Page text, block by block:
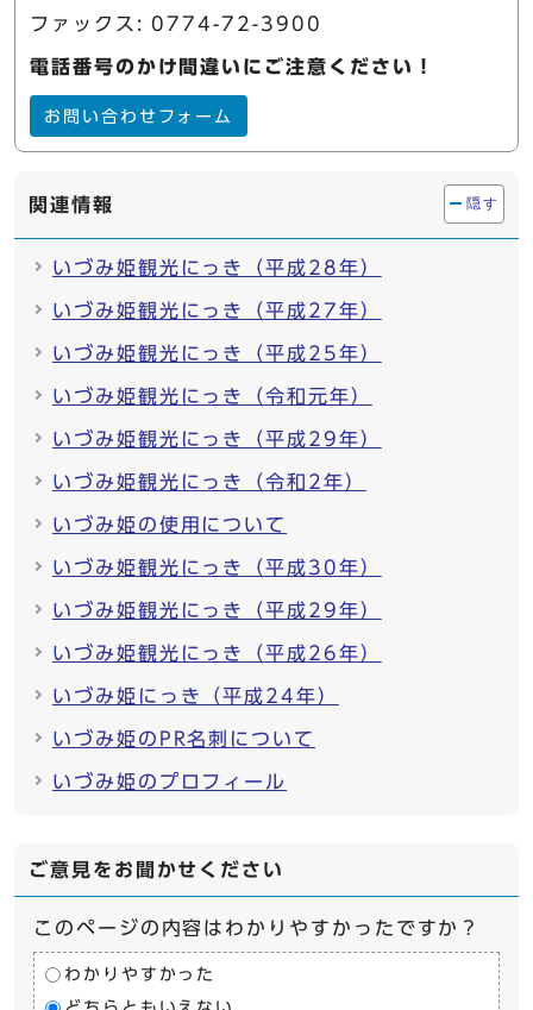
ファックス: 0774-72-3900
電話番号のかけ間違いにご注意ください！
お問い合わせフォーム
関連情報 隠す
いづみ姫観光にっき（平成28年）
いづみ姫観光にっき（平成27年）
いづみ姫観光にっき（平成25年）
いづみ姫観光にっき（令和元年）
いづみ姫観光にっき（平成29年）
いづみ姫観光にっき（令和2年）
いづみ姫の使用について
いづみ姫観光にっき（平成30年）
いづみ姫観光にっき（平成29年）
いづみ姫観光にっき（平成26年）
いづみ姫にっき（平成24年）
いづみ姫のPR名刺について
いづみ姫のプロフィール
ご意見をお聞かせください
このページの内容はわかりやすかったですか？
わかりやすかった